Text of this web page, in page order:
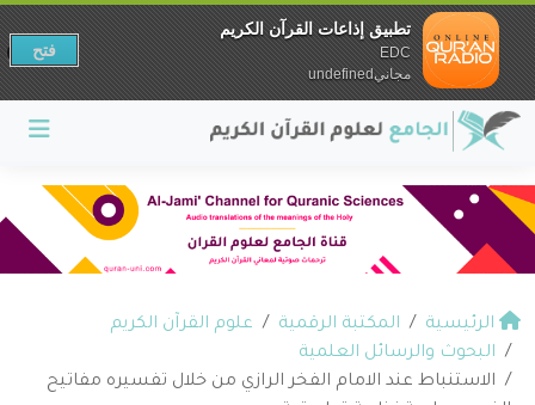
الرئيسية المكتبة الرقمية
علوم القرآن الكريم
البحوث والرسائل العلمية
الاستنباط عند الامام الفخر الرازي من خلال تفسيره مفاتيح
تطبيق إذاعات القرآن الكريم
EDC
مجانيundefined
فتح